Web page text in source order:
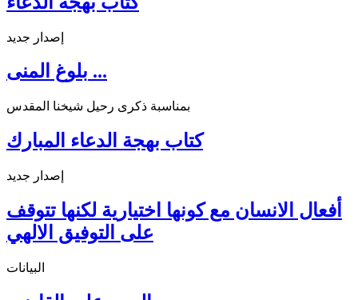
إصدار جديد
بلوغ المنى ...
بمناسبة ذكرى رحيل شيخنا المقدس
كتاب بهجة الدعاء المبارك
إصدار جديد
أفعال الانسان مع كونها اختيارية لكنها تتوقف
على التوفيق الالهي
البيانات